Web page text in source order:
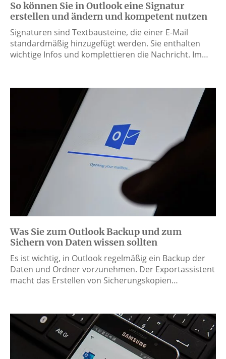
So können Sie in Outlook eine Signatur
erstellen und ändern und kompetent nutzen
Signaturen sind Textbausteine, die einer E-Mail
standardmäßig hinzugefügt werden. Sie enthalten
wichtige Infos und komplettieren die Nachricht. Im…
Was Sie zum Outlook Backup und zum
Sichern von Daten wissen sollten
Es ist wichtig, in Outlook regelmäßig ein Backup der
Daten und Ordner vorzunehmen. Der Exportassistent
macht das Erstellen von Sicherungskopien…